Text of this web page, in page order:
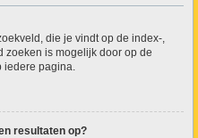
die je vindt op de index-,
zoeken is mogelijk door op de
iedere pagina.
resultaten op?